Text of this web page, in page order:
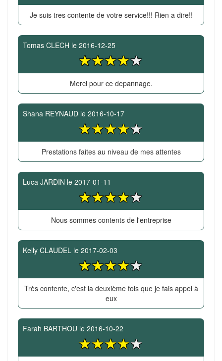
Je suis tres contente de votre service!!! Rien a dire!!
Tomas CLECH le 2016-12-25
Merci pour ce depannage.
Shana REYNAUD le 2016-10-17
Prestations faites au niveau de mes attentes
Luca JARDIN le 2017-01-11
Nous sommes contents de l'entreprise
Kelly CLAUDEL le 2017-02-03
Très contente, c'est la deuxième fois que je fais appel à
eux
Farah BARTHOU le 2016-10-22